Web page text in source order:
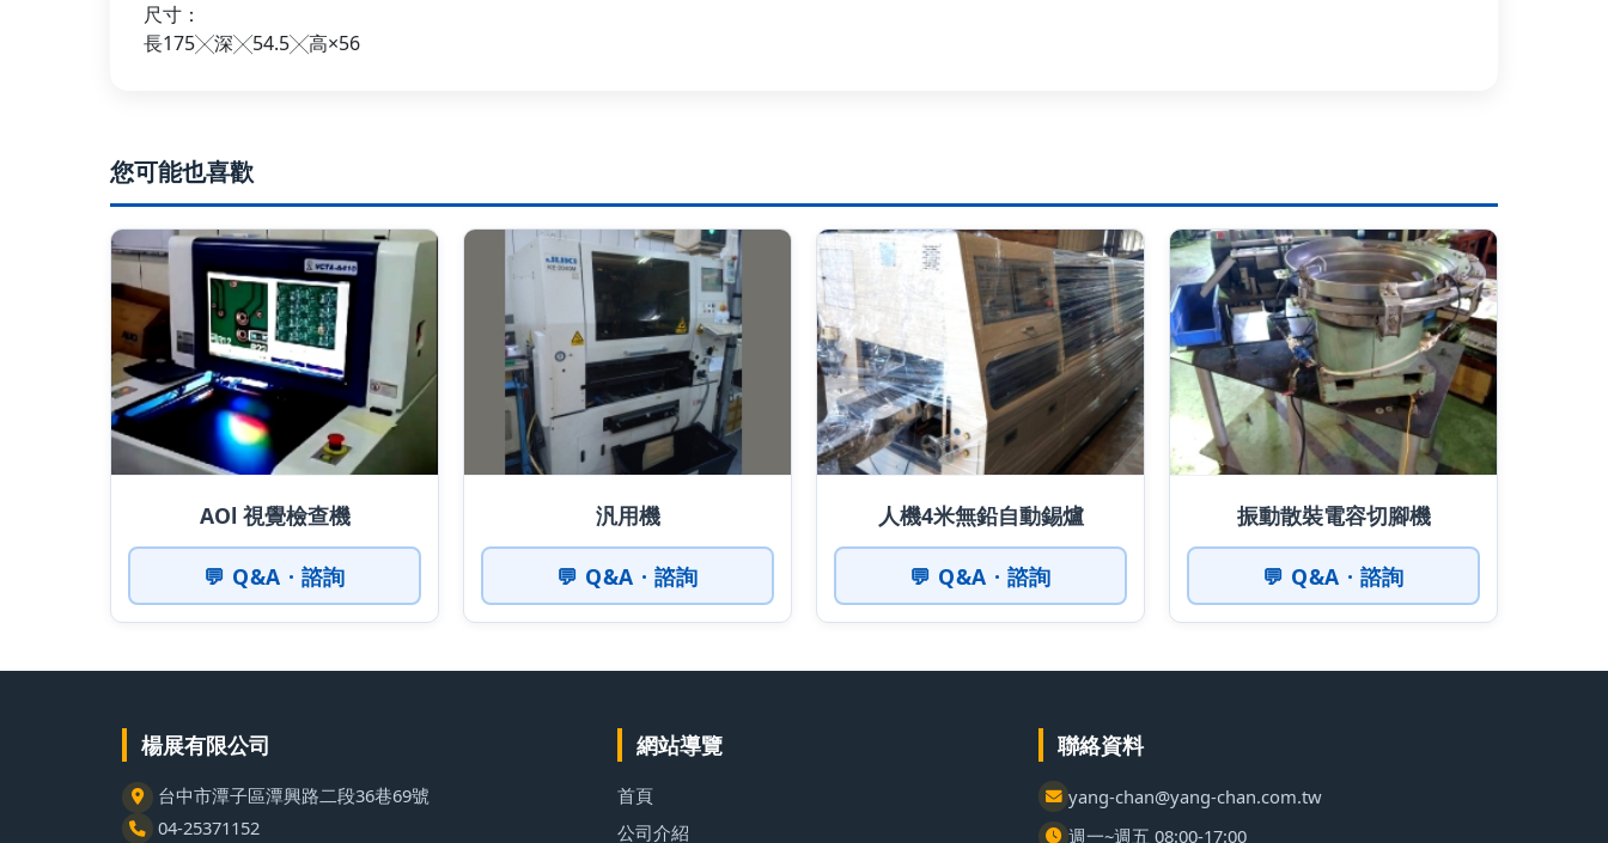
尺寸：
長175╳深╳54.5╳高×56
您可能也喜歡
AOl 視覺檢查機
💬 Q&A · 諮詢
汎用機
💬 Q&A · 諮詢
人機4米無鉛自動錫爐
💬 Q&A · 諮詢
振動散裝電容切腳機
💬 Q&A · 諮詢
楊展有限公司
台中市潭子區潭興路二段36巷69號
04-25371152
網站導覽
首頁
公司介紹
聯絡資料
yang-chan@yang-chan.com.tw
週一~週五 08:00-17:00